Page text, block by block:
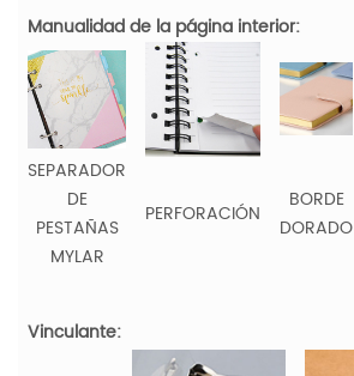
Manualidad de la página interior:
SEPARADOR
DE
PESTAÑAS
MYLAR
PERFORACIÓN
BORDE
DORADO
Vinculante: